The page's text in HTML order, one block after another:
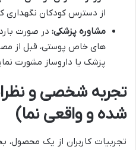
از دسترس کودکان نگهداری
مشاوره پزشکی: در صورت
های خاص پوستی، قبل از
پزشک یا داروساز مشورت
تجربه شخصی و
شده و واقعی نما)
تجربیات کاربران از یک محصول،